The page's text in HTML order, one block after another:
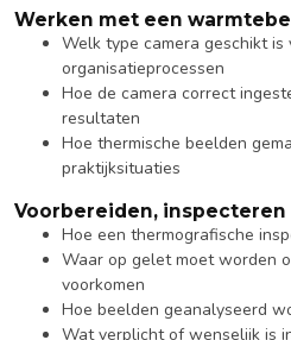
Werken met een
Welk type camera geschikt is
organisatieprocessen
Hoe de camera correct
resultaten
Hoe thermische beelden
praktijksituaties
Voorbereiden, inspecteren
Hoe een thermografische
Waar op gelet moet worden
voorkomen
Hoe beelden geanalyseerd
Wat verplicht of wenselijk is